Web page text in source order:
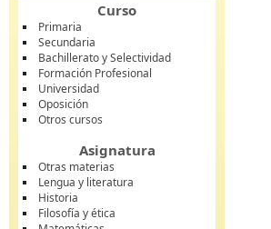
Curso
Primaria
Secundaria
Bachillerato y Selectividad
Formación Profesional
Universidad
Oposición
Otros cursos
Asignatura
Otras materias
Lengua y literatura
Historia
Filosofía y ética